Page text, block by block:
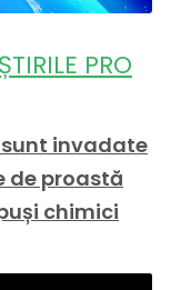
ȘTIRILE PRO
sunt invadate
de proastă
chimici